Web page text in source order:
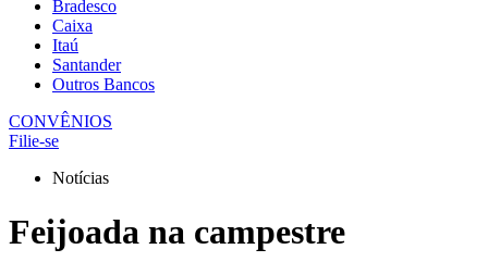
Bradesco
Caixa
Itaú
Santander
Outros Bancos
CONVÊNIOS
Filie-se
Notícias
Feijoada na campestre